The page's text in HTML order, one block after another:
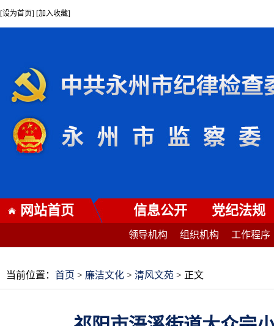
[设为首页] [加入收藏]
网站首页 信息公开 党纪法规
领导机构 组织机构 工作程序
当前位置： 首页 > 廉洁文化 > 清风文苑 > 正文